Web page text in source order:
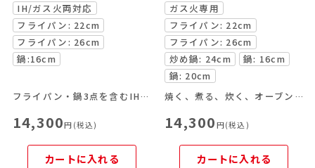
IH/ガス火両対応
フライパン: 22cm
フライパン: 26cm
鍋:16cm
フライパン・鍋3点を含むIH対応5点セット
14,300円(税込)
カートに入れる
ガス火専用
フライパン: 22cm
フライパン: 26cm
炒め鍋: 24cm
鍋: 16cm
鍋: 20cm
焼く、煮る、炊く、オーブン料理がこれ一つで！
14,300 円(税込)
カートに入れる